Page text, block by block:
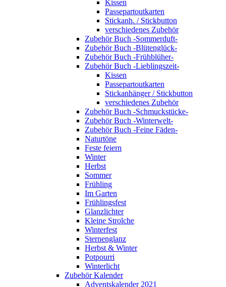
Kissen
Passepartoutkarten
Stickanh. / Stickbutton
verschiedenes Zubehör
Zubehör Buch -Sommerduft-
Zubehör Buch -Blütenglück-
Zubehör Buch -Frühblüher-
Zubehör Buch -Lieblingszeit-
Kissen
Passepartoutkarten
Stickanhänger / Stickbutton
verschiedenes Zubehör
Zubehör Buch -Schmuckstücke-
Zubehör Buch -Winterwelt-
Zubehör Buch -Feine Fäden-
Naturtöne
Feste feiern
Winter
Herbst
Sommer
Frühling
Im Garten
Frühlingsfest
Glanzlichter
Kleine Strolche
Winterfest
Sternenglanz
Herbst & Winter
Potpourri
Winterlicht
Zubehör Kalender
Adventskalender 2021